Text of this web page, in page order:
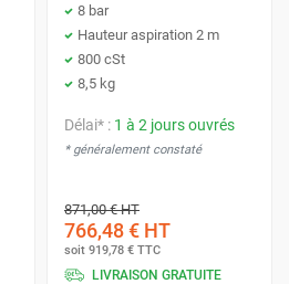
8 bar
Hauteur aspiration 2 m
800 cSt
8,5 kg
Délai* : 1 à 2 jours ouvrés
* généralement constaté
871,00 €HT
766,48 € HT
soit 919,78 € TTC
LIVRAISON GRATUITE